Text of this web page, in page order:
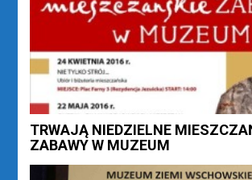
TRWAJĄ NIEDZIELNE
ZABAWY W MUZEUM